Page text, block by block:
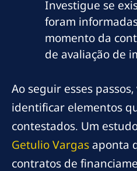
Investigue se
foram
momento da
de avaliação de
Ao seguir esses
identificar elementos
contestados. Um
Getulio Vargasaponta
contratos de